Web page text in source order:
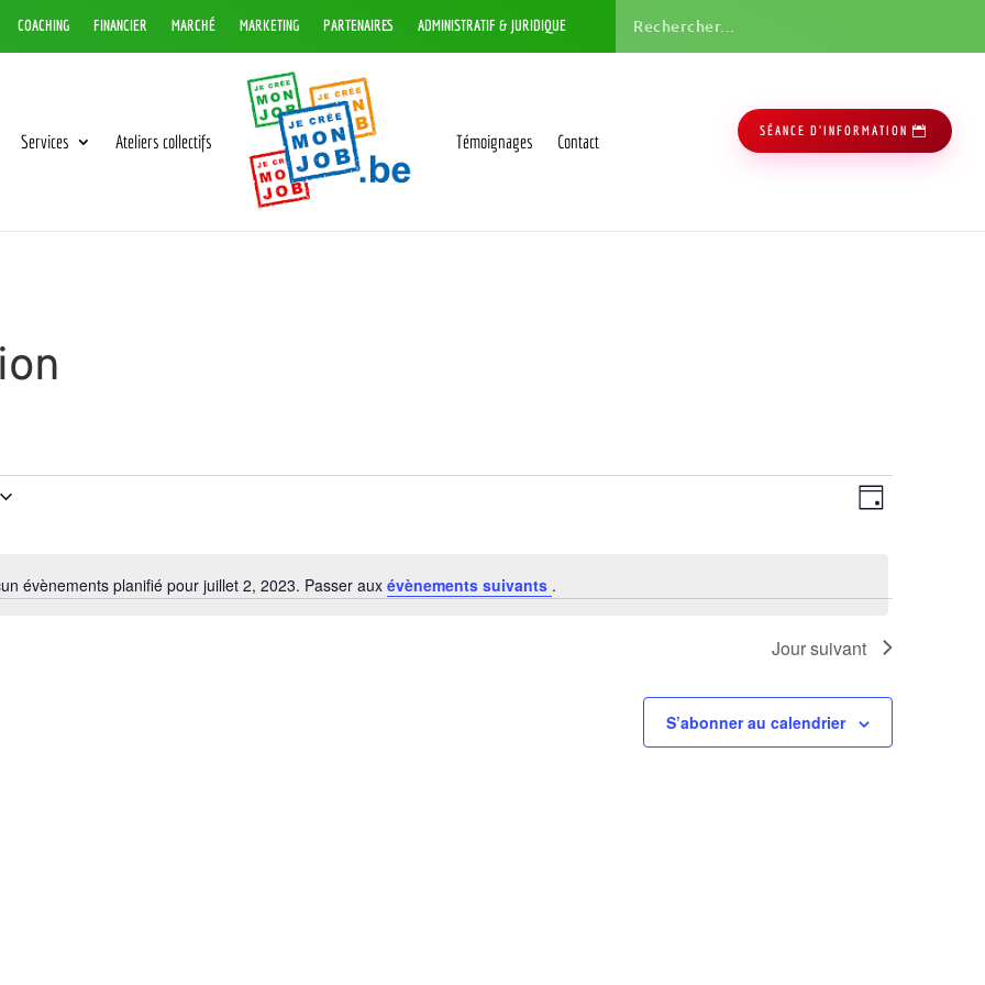
COACHING FINANCIER MARCHÉ MARKETING PARTENAIRES ADMINISTRATIF & JURIDIQUE
Services Ateliers collectifs Témoignages Contact
SÉANCE D'INFORMATION
Notice
évènements planifié pour juillet 2, 2023. Passer aux évènements suivants .
Navigation
par
Navigation
de
Jour
Jour suivant
S’abonner au calendrier